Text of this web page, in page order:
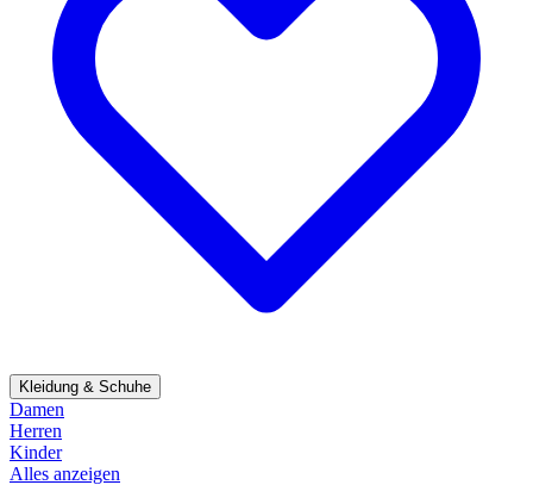
Kleidung & Schuhe
Damen
Herren
Kinder
Alles anzeigen